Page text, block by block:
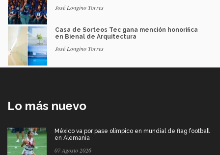
José Longino Torres
Casa de Sorteos Tec gana mención honorífica
en Bienal de Arquitectura
José Longino Torres
Lo más nuevo
México va por pase olímpico en mundial de flag football
en Alemania
07 Agosto 2026